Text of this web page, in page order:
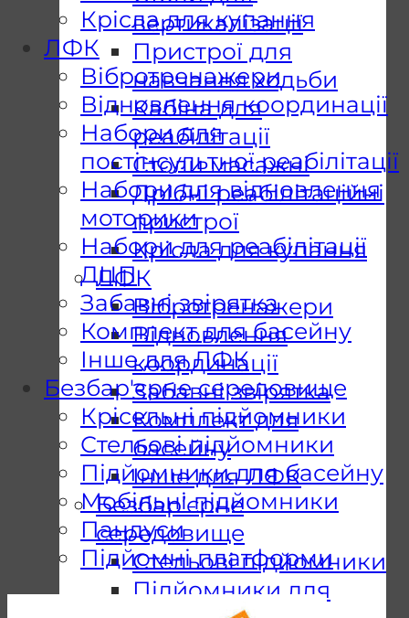
вертикалізації
Пристрої для
навчання ходьби
Кабіна для
реабілітації
Столи масажні
Дрібні реабілітаційні
пристрої
Крісла для купання
ЛФК
Вібротренажери
Відновлення
координації
Забавні звірятка
Комплект для
басейну
Інше для ЛФК
Безбар’єрне
середовище
Стельові підйомники
Підйомники для
Крісла для купання
ЛФК
Вібротренажери
Відновлення координації
Набори для
постінсультної реабілітації
Набори для відновлення
моторики
Набори для реабілітації
ДЦП
Забавні звірятка
Комплект для басейну
Інше для ЛФК
Безбар'єрне середовище
Крісельні підйомники
Стельові підйомники
Підйомники для басейну
Мобільні підйомники
Пандуси
Підйомні платформи